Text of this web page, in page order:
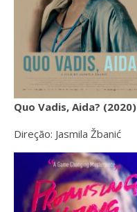
Quo Vadis, Aida? (2020)
Direção: Jasmila Žbanić